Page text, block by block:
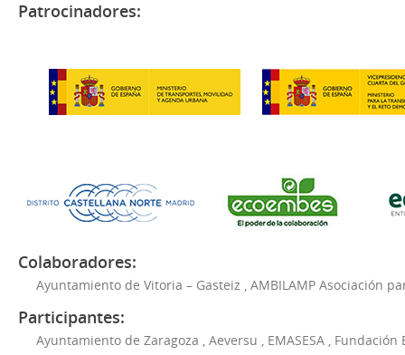
Patrocinadores:
Colaboradores:
Ayuntamiento de Vitoria – Gasteiz AMBILAMP Asociación
Participantes:
Ayuntamiento de Zaragoza Aeversu EMASESA Fundación